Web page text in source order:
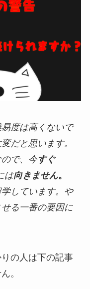
度は高くないで
だと思います。
で、今すぐ
は向きません。
しています。や
る一番の要因に
の人は下の記事
。